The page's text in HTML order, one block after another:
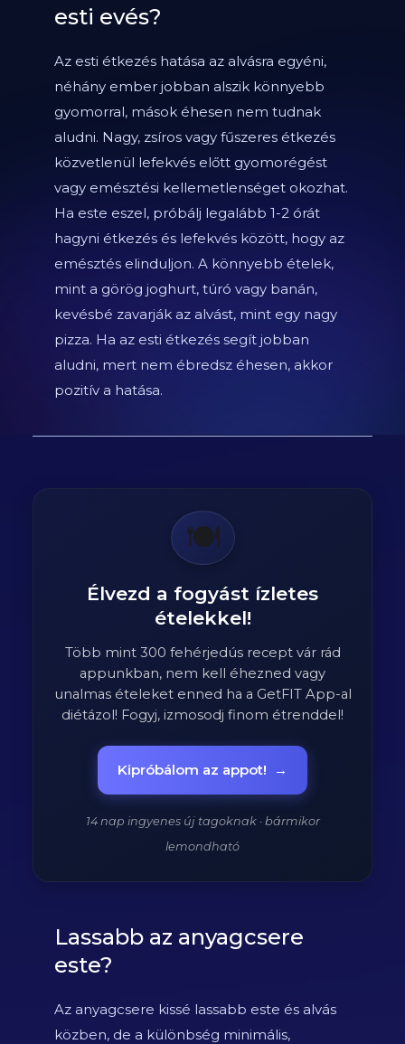
esti evés?
Az esti étkezés hatása az alvásra egyéni,
néhány ember jobban alszik könnyebb
gyomorral, mások éhesen nem tudnak
aludni. Nagy, zsíros vagy fűszeres étkezés
közvetlenül lefekvés előtt gyomorégést
vagy emésztési kellemetlenséget okozhat.
Ha este eszel, próbálj legalább 1-2 órát
hagyni étkezés és lefekvés között, hogy az
emésztés elinduljon. A könnyebb ételek,
mint a görög joghurt, túró vagy banán,
kevésbé zavarják az alvást, mint egy nagy
pizza. Ha az esti étkezés segít jobban
aludni, mert nem ébredsz éhesen, akkor
pozitív a hatása.
🍽️
Élvezd a fogyást ízletes
ételekkel!
Több mint 300 fehérjedús recept vár rád
appunkban, nem kell éhezned vagy
unalmas ételeket enned ha a GetFIT App-al
diétázol! Fogyj, izmosodj finom étrenddel!
Kipróbálom az appot! →
14 nap ingyenes új tagoknak · bármikor
lemondható
Lassabb az anyagcsere
este?
Az anyagcsere kissé lassabb este és alvás
közben, de a különbség minimális,